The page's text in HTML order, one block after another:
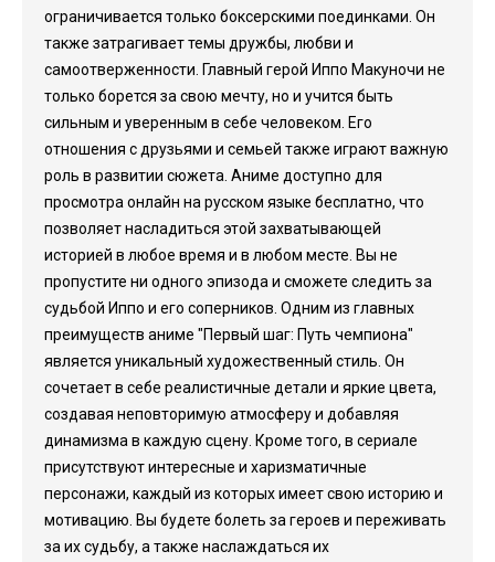
ограничивается только боксерскими поединками. Он
также затрагивает темы дружбы, любви и
самоотверженности. Главный герой Иппо Макуночи не
только борется за свою мечту, но и учится быть
сильным и уверенным в себе человеком. Его
отношения с друзьями и семьей также играют важную
роль в развитии сюжета. Аниме доступно для
просмотра онлайн на русском языке бесплатно, что
позволяет насладиться этой захватывающей
историей в любое время и в любом месте. Вы не
пропустите ни одного эпизода и сможете следить за
судьбой Иппо и его соперников. Одним из главных
преимуществ аниме "Первый шаг: Путь чемпиона"
является уникальный художественный стиль. Он
сочетает в себе реалистичные детали и яркие цвета,
создавая неповторимую атмосферу и добавляя
динамизма в каждую сцену. Кроме того, в сериале
присутствуют интересные и харизматичные
персонажи, каждый из которых имеет свою историю и
мотивацию. Вы будете болеть за героев и переживать
за их судьбу, а также наслаждаться их